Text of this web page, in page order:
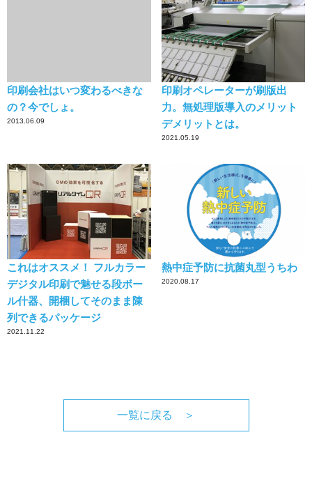
印刷会社はいつ変わるべきな
の？今でしょ。
2013.06.09
印刷オペレーターが刷版出
力。無処理版導入のメリット
デメリットとは。
2021.05.19
これはオススメ！ フルカラー
デジタル印刷で魅せる段ボー
ル什器、開梱してそのまま陳
列できるパッケージ
2021.11.22
熱中症予防に抗菌丸型うちわ
2020.08.17
一覧に戻る ＞